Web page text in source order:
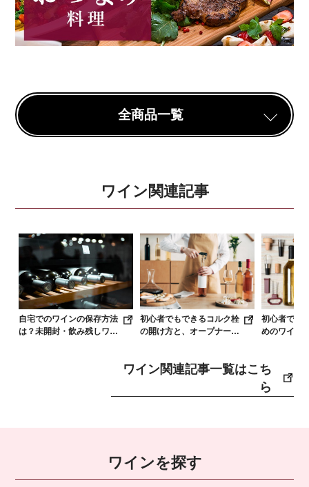
全商品一覧
ワイン関連記事
自宅でのワインの保存方法
は？未開封・飲み残しワイ
初心者でもできるコルク栓
の開け方と、オープナーが
初心者でも
めのワイン
ワイン関連記事一覧はこち
ら
ワインを探す